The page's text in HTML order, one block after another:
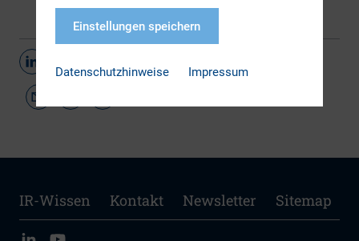
IR-Wissen Kontakt Newsletter Sitemap
Einstellungen speichern
Datenschutzhinweise Impressum